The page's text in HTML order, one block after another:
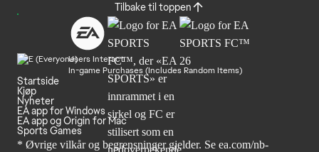
Tilbake til toppen
Users Interact
In-game Purchases (Includes Random Items)
Startside
Kjøp
Nyheter
EA app for Windows
EA app og Origin for Mac
Sports Games
* Øvrige vilkår og begrensninger gjelder. Se ea.com/nb-